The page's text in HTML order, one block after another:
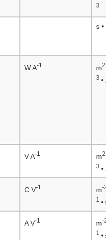
3
s •
W A-1 m
3 •
V A-1 m2
3 •
C V-1 m-
1 •
A V-1 m-
1 •